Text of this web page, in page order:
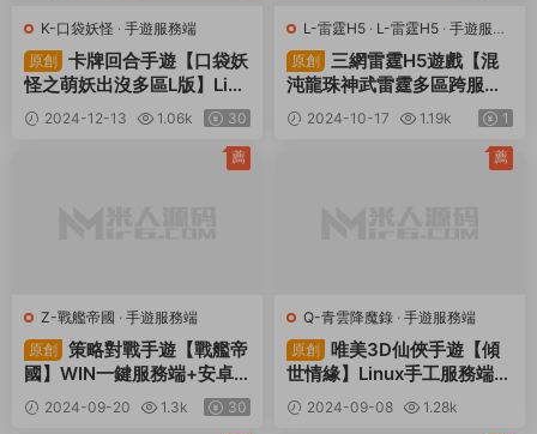
K-口袋妖怪 · 手遊服務端
原創
卡牌回合手遊【口袋妖
怪之萌妖出沒多區L版】Linu
x手工服務端+安卓+GM授權
後台+管理後台+視頻架設教
2024-12-13 1.06k 30
L-雷霆H5 · L-雷霆H5 · 手遊服務
端· 頁遊服務端
原創
三網雷霆H5遊戲【混
沌龍珠神武雷霆多區跨服】L
inux手工服務端+多區+跨服
+GM授權後台+視頻架設教
2024-10-17 1.19k 1
Z-戰艦帝國 · 手遊服務端
原創
策略對戰手遊【戰艦帝
國】WIN一鍵服務端+安卓
+多區+GM工具+視頻架設
教程
2024-09-20 1.3k 30
薦
Q-青雲降魔錄 · 手遊服務端
原創
唯美3D仙俠手遊【傾
世情緣】Linux手工服務端
+安卓蘋果雙端+多區+CDK
授權後台+視頻架設教程
2024-09-08
1.28k
薦